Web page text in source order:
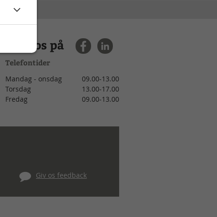
Find os på
Telefontider
Mandag - onsdag
09.00-13.00
Torsdag
13.00-17.00
Fredag
09.00-13.00
Giv os feedback